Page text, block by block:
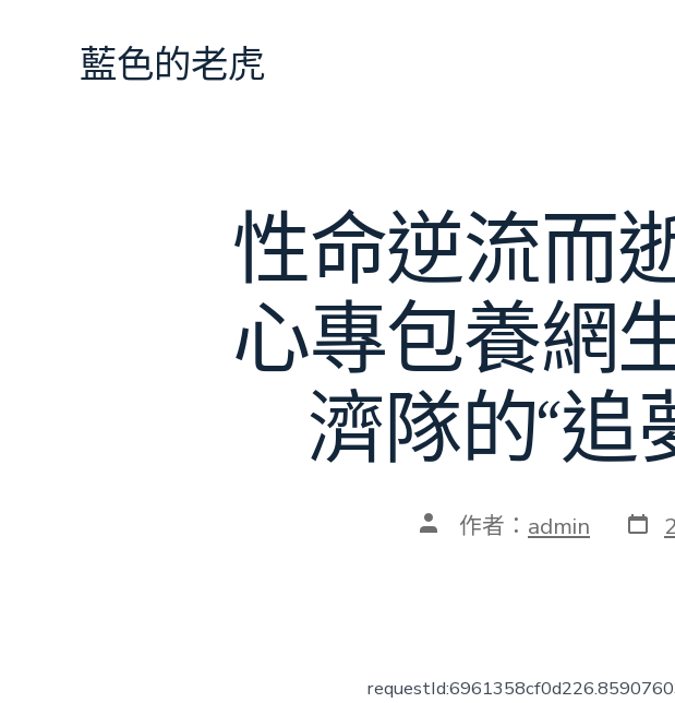
藍色的老虎
性命逆流而
心專包養網
濟隊的“追
文 作者： admin 發
表